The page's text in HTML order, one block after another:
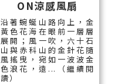
ON涼感風扇
沿著蜿蜒山路向上，金
黃色花海在眼前一層層
展開；風一吹，六十石
山與赤科山的金針花隨
風搖曳，宛如一波波金
色浪花，遠...（繼續閱
讀）